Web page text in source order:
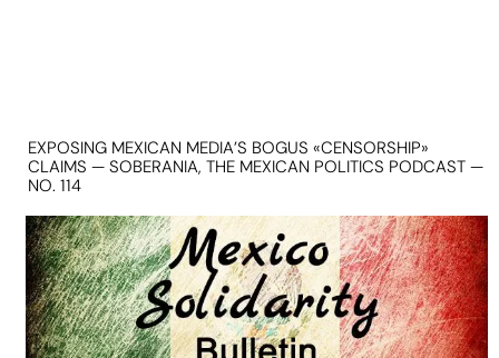
EXPOSING MEXICAN MEDIA’S BOGUS «CENSORSHIP»
CLAIMS — SOBERANIA, THE MEXICAN POLITICS PODCAST —
NO. 114